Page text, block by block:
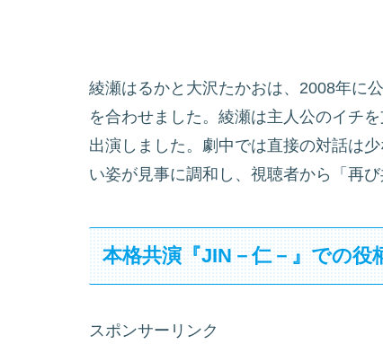
綾瀬はるかと大沢たかおは、2008年に
を合わせました。綾瀬は主人公のイチ
出演しました。劇中では直接の対話は
い姿が見事に調和し、視聴者から「再
本格共演『JIN－仁－』での役
スポンサーリンク